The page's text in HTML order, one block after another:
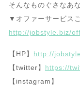
そんなものぐさなあ
▼オファーサービス
http://jobstyle.biz/
【HP】 http://
【twitter】 https://
【instagram】